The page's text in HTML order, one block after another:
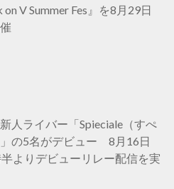
V Summer Fes』を8月29日
人ライバー「Spieciale（すぺ
」の5名がデビュー 8月16日
半よりデビューリレー配信を実